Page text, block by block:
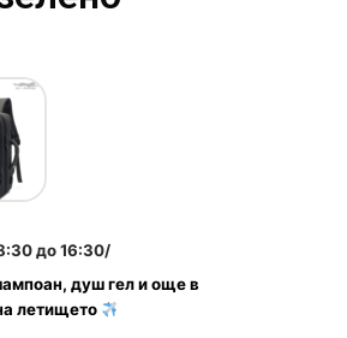
до 16:30/
душ гел и още в
летището